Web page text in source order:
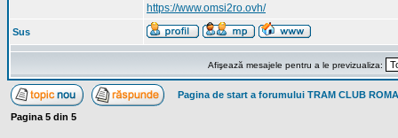
https://www.omsi2ro.ovh/
Sus
Afişează mesajele pentru a le previzualiza:
Pagina de start a forumului TRAM CLUB
Pagina 5 din 5